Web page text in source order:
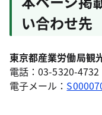
い合わせ先
東京都産業労働局観
電話：03-5320-4732
電子メール：